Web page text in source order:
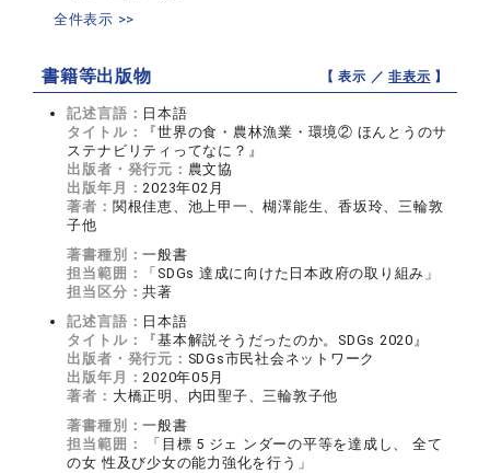
全件表示 >>
書籍等出版物 【 表示 ／非表示 】
記述言語： 日本語
タイトル：
『世界の食・農林漁業・環境② ほんとうのサ
ステナビリティってなに？』
出版者・発行元： 農文協
出版年月：2023年02月
著者： 関根佳恵、池上甲一、楜澤能生、香坂玲、三輪敦
子他
著書種別：一般書
担当範囲：
「SDGs 達成に向けた日本政府の取り組み」
担当区分：共著
記述言語： 日本語
タイトル：
『基本解説そうだったのか。SDGs 2020』
出版者・発行元： SDGs市民社会ネットワーク
出版年月：2020年05月
著者： 大橋正明、内田聖子、三輪敦子他
著書種別：一般書
担当範囲：
「目標 5 ジェ ンダーの平等を達成し、 全て
の女 性及び少女の能力強化を行う」